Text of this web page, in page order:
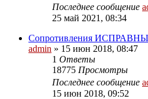
Последнее сообщение
25 май 2021, 08:34
Сопротивления
admin » 15 июн 2018, 08:47
1 Ответы
18775 Просмотры
Последнее сообщение
15 июн 2018, 09:52